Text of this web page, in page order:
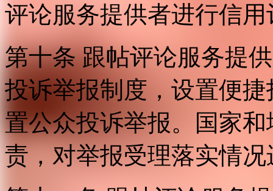
评论服务提供者进行信用
第十条 跟帖评论服务提
投诉举报制度，设置便
置公众投诉举报。国家
责，对举报受理落实情